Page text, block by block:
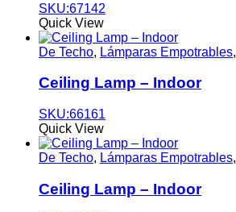
SKU:67142
Quick View
De Techo, Lámparas Empotrables,
Ceiling Lamp – Indoor
SKU:66161
Quick View
De Techo, Lámparas Empotrables,
Ceiling Lamp – Indoor